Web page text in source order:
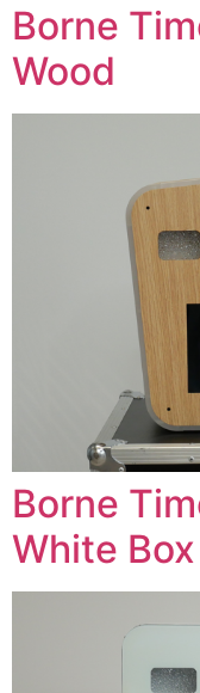
Borne
Wood
Borne
White Box